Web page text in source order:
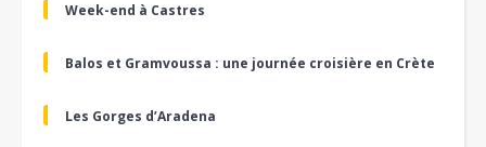
Week-end à Castres
Balos et Gramvoussa : une journée croisière en Crète
Les Gorges d’Aradena